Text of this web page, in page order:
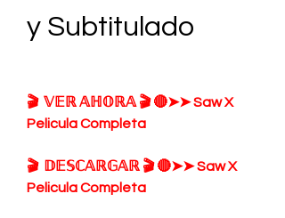
y Subtitulado
🎬  𝕍𝔼ℝ 𝔸ℍ𝕆ℝ𝔸 🎬 🔴➤➤ Saw X
Pelicula Completa
🎬  𝔻𝔼𝕊ℂ𝔸ℝ𝔾𝔸ℝ 🎬 🔴➤➤ Saw X
Pelicula Completa